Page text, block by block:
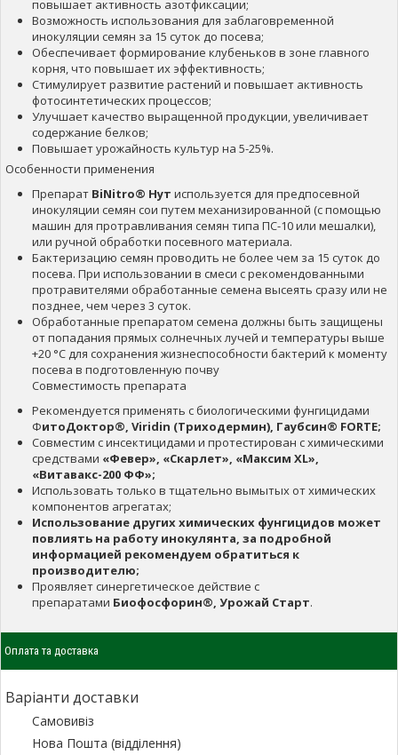
повышает активность азотфиксации;
Возможность использования для заблаговременной
инокуляции семян за 15 суток до посева;
Обеспечивает формирование клубеньков в зоне главного
корня, что повышает их эффективность;
Стимулирует развитие растений и повышает активность
фотосинтетических процессов;
Улучшает качество выращенной продукции, увеличивает
содержание белков;
Повышает урожайность культур на 5-25%.
Особенности применения
Препарат BiNitro® Нут используется для предпосевной
инокуляции семян сои путем механизированной (с помощью
машин для протравливания семян типа ПС-10 или мешалки),
или ручной обработки посевного материала.
Бактеризацию семян проводить не более чем за 15 суток до
посева. При использовании в смеси с рекомендованными
протравителями обработанные семена высеять сразу или не
позднее, чем через 3 суток.
Обработанные препаратом семена должны быть защищены
от попадания прямых солнечных лучей и температуры выше
+20 °С для сохранения жизнеспособности бактерий к моменту
посева в подготовленную почву
Совместимость препарата
Рекомендуется применять с биологическими фунгицидами
ФитоДоктор®, Viridin (Триходермин), Гаубсин® FORTE;
Совместим с инсектицидами и протестирован с химическими
средствами «Февер», «Скарлет», «Максим XL»,
«Витавакс-200 ФФ»;
Использовать только в тщательно вымытых от химических
компонентов агрегатах;
Использование других химических фунгицидов может
повлиять на работу инокулянта, за подробной
информацией рекомендуем обратиться к
производителю;
Проявляет синергетическое действие с
препаратами Биофосфорин®, Урожай Старт.
Оплата та доставка
Варіанти доставки
Самовивіз
Нова Пошта (відділення)